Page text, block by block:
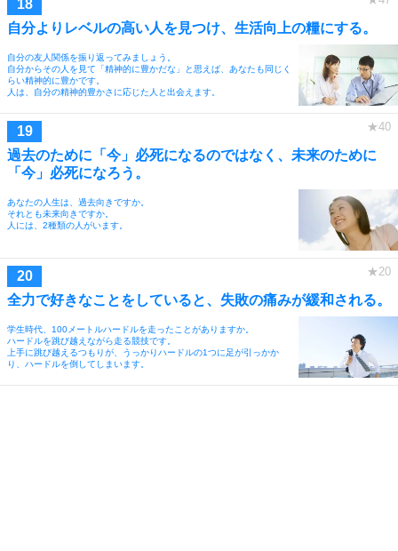
自分よりレベルの高い人を見つけ、生活向上の糧にする。
自分の友人関係を振り返ってみましょう。
自分からその人を見て「精神的に豊かだな」と思えば、あなたも同じく
らい精神的に豊かです。
人は、自分の精神的豊かさに応じた人と出会えます。
過去のために「今」必死になるのではなく、未来のために
「今」必死になろう。
あなたの人生は、過去向きですか。
それとも未来向きですか。
人には、2種類の人がいます。
全力で好きなことをしていると、失敗の痛みが緩和される。
学生時代、100メートルハードルを走ったことがありますか。
ハードルを跳び越えながら走る競技です。
上手に跳び越えるつもりが、うっかりハードルの1つに足が引っかか
り、ハードルを倒してしまいます。